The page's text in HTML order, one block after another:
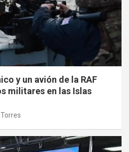
y un avión de la RAF
militares en las Islas